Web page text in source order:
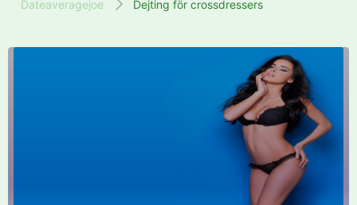
Dateaveragejoe Dejting för crossdressers